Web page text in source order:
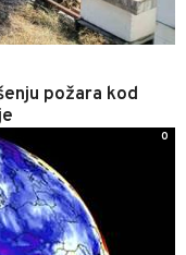
požara kod
0